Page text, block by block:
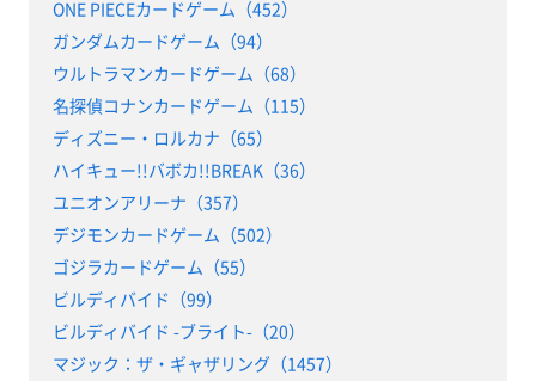
ONE PIECEカードゲーム（452）
ガンダムカードゲーム（94）
ウルトラマンカードゲーム（68）
名探偵コナンカードゲーム（115）
ディズニー・ロルカナ（65）
ハイキュー!!バボカ!!BREAK（36）
ユニオンアリーナ（357）
デジモンカードゲーム（502）
ゴジラカードゲーム（55）
ビルディバイド（99）
ビルディバイド -ブライト-（20）
マジック：ザ・ギャザリング（1457）